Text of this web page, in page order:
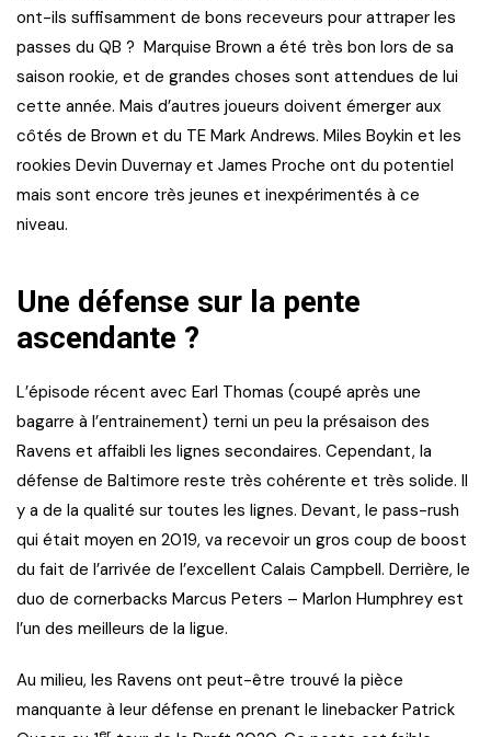
ont-ils suffisamment de bons receveurs pour attraper les
passes du QB ? Marquise Brown a été très bon lors de sa
saison rookie, et de grandes choses sont attendues de lui
cette année. Mais d’autres joueurs doivent émerger aux
côtés de Brown et du TE Mark Andrews. Miles Boykin et les
rookies Devin Duvernay et James Proche ont du potentiel
mais sont encore très jeunes et inexpérimentés à ce
niveau.
Une défense sur la pente
ascendante ?
L’épisode récent avec Earl Thomas (coupé après une
bagarre à l’entrainement) terni un peu la présaison des
Ravens et affaibli les lignes secondaires. Cependant, la
défense de Baltimore reste très cohérente et très solide. Il
y a de la qualité sur toutes les lignes. Devant, le pass-rush
qui était moyen en 2019, va recevoir un gros coup de boost
du fait de l’arrivée de l’excellent Calais Campbell. Derrière, le
duo de cornerbacks Marcus Peters – Marlon Humphrey est
l’un des meilleurs de la ligue.
Au milieu, les Ravens ont peut-être trouvé la pièce
manquante à leur défense en prenant le linebacker Patrick